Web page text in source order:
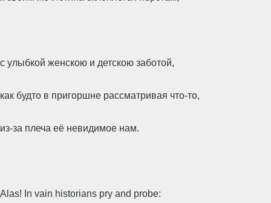
с улыбкой женскою и детскою заботой,
как будто в пригоршне рассматривая что-то,
из-за плеча её невидимое нам.
Alas! In vain historians pry and probe: